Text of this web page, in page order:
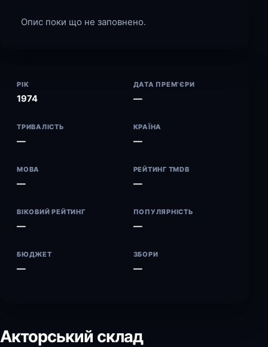
Опис поки що не заповнено.
РІК
1974
ДАТА ПРЕМ’ЄРИ
—
ТРИВАЛІСТЬ
—
КРАЇНА
—
МОВА
—
РЕЙТИНГ TMDB
—
ВІКОВИЙ РЕЙТИНГ
—
ПОПУЛЯРНІСТЬ
—
БЮДЖЕТ
—
ЗБОРИ
—
Акторський склад